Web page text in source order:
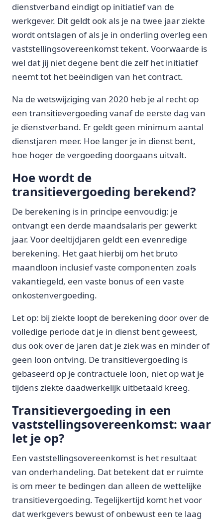
dienstverband eindigt op initiatief van de
werkgever. Dit geldt ook als je na twee jaar ziekte
wordt ontslagen of als je in onderling overleg een
vaststellingsovereenkomst tekent. Voorwaarde is
wel dat jij niet degene bent die zelf het initiatief
neemt tot het beëindigen van het contract.
Na de wetswijziging van 2020 heb je al recht op
een transitievergoeding vanaf de eerste dag van
je dienstverband. Er geldt geen minimum aantal
dienstjaren meer. Hoe langer je in dienst bent,
hoe hoger de vergoeding doorgaans uitvalt.
Hoe wordt de
transitievergoeding berekend?
De berekening is in principe eenvoudig: je
ontvangt een derde maandsalaris per gewerkt
jaar. Voor deeltijdjaren geldt een evenredige
berekening. Het gaat hierbij om het bruto
maandloon inclusief vaste componenten zoals
vakantiegeld, een vaste bonus of een vaste
onkostenvergoeding.
Let op: bij ziekte loopt de berekening door over de
volledige periode dat je in dienst bent geweest,
dus ook over de jaren dat je ziek was en minder of
geen loon ontving. De transitievergoeding is
gebaseerd op je contractuele loon, niet op wat je
tijdens ziekte daadwerkelijk uitbetaald kreeg.
Transitievergoeding in een
vaststellingsovereenkomst: waar
let je op?
Een vaststellingsovereenkomst is het resultaat
van onderhandeling. Dat betekent dat er ruimte
is om meer te bedingen dan alleen de wettelijke
transitievergoeding. Tegelijkertijd komt het voor
dat werkgevers bewust of onbewust een te laag